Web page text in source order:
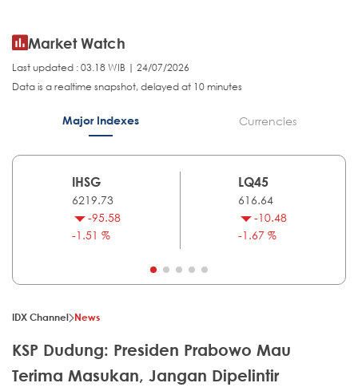
Market Watch
Last updated : 03.18 WIB | 24/07/2026
Data is a realtime snapshot, delayed at 10 minutes
Major Indexes Currencies
IHSG
6219.73
-95.58
-1.51 %
LQ45
616.64
-10.48
-1.67 %
IDX Channel News
KSP Dudung: Presiden Prabowo Mau
Terima Masukan, Jangan Dipelintir